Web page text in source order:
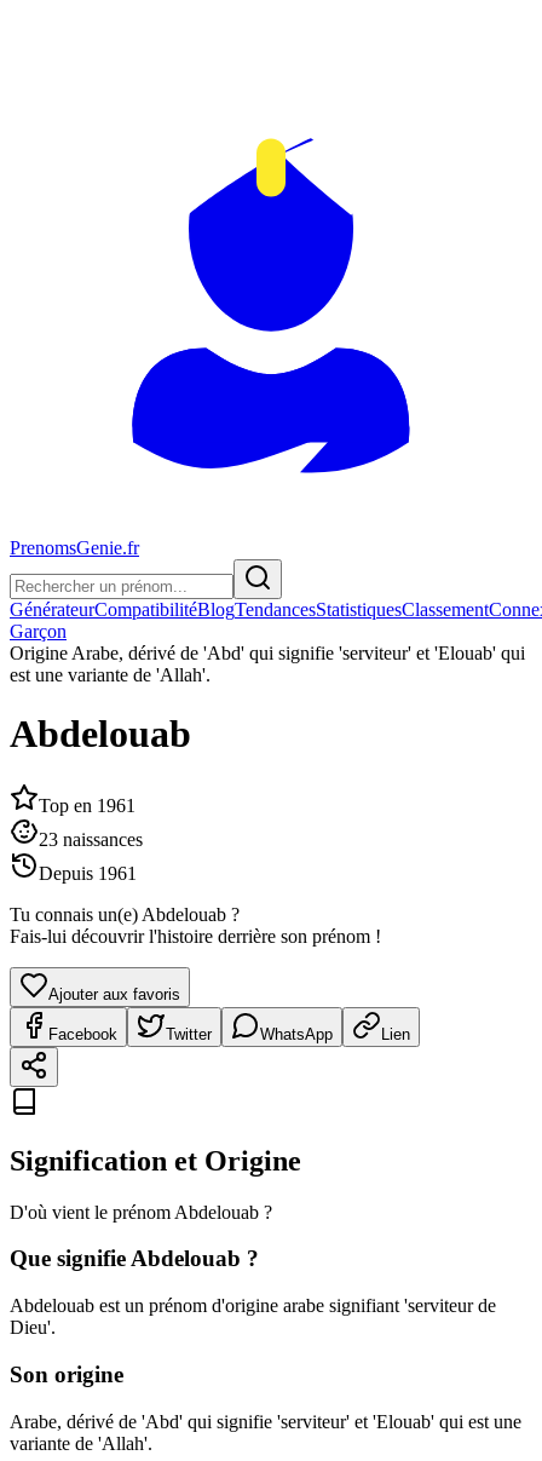
PrenomsGenie.fr
GénérateurCompatibilitéBlogTendancesStatistiquesClassement
Garçon
Origine Arabe, dérivé de 'Abd' qui signifie 'serviteur' et 'Elouab' qui
est une variante de 'Allah'.
Abdelouab
Top en 1961
23 naissances
Depuis 1961
Tu connais un(e) Abdelouab ?
Fais-lui découvrir l'histoire derrière son prénom !
Ajouter aux favoris
Facebook Twitter WhatsApp Lien
Signification et Origine
D'où vient le prénom Abdelouab ?
Que signifieAbdelouab ?
Abdelouab est un prénom d'origine arabe signifiant 'serviteur de
Dieu'.
Son origine
Arabe, dérivé de 'Abd' qui signifie 'serviteur' et 'Elouab' qui est une
variante de 'Allah'.